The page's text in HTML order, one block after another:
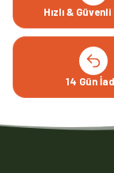
Hızlı &
14 Gün